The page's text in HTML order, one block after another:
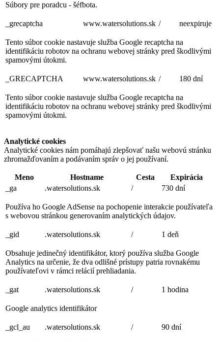
Súbory pre poradcu - šéfbota.
_grecaptcha www.watersolutions.sk / neexpiruje
Tento súbor cookie nastavuje služba Google recaptcha na
identifikáciu robotov na ochranu webovej stránky pred škodlivými
spamovými útokmi.
_GRECAPTCHA www.watersolutions.sk / 180 dní
Tento súbor cookie nastavuje služba Google recaptcha na
identifikáciu robotov na ochranu webovej stránky pred škodlivými
spamovými útokmi.
Analytické cookies
Analytické cookies nám pomáhajú zlepšovať našu webovú stránku
zhromažďovaním a podávaním správ o jej používaní.
Meno Hostname Cesta
Expirácia
_ga
.watersolutions.sk / 730 dní
Používa ho Google AdSense na pochopenie interakcie používateľa
s webovou stránkou generovaním analytických údajov.
_gid .watersolutions.sk / 1 deň
Obsahuje jedinečný identifikátor, ktorý používa služba Google
Analytics na určenie, že dva odlišné prístupy patria rovnakému
používateľovi v rámci relácií prehliadania.
_gat .watersolutions.sk / 1 hodina
Google analytics identifikátor
_gcl_au .watersolutions.sk / 90 dní